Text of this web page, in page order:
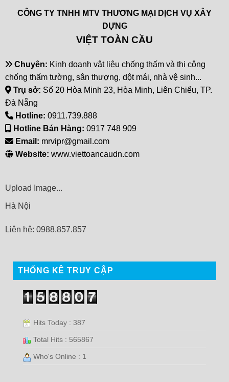
CÔNG TY TNHH MTV THƯƠNG MẠI DỊCH VỤ XÂY
DỰNG
VIỆT TOÀN CẦU
Chuyên: Kinh doanh vật liệu chống thấm và thi công
chống thấm tường, sân thượng, dột mái, nhà vệ sinh...
Trụ sở: Số 20 Hòa Minh 23, Hòa Minh, Liên Chiểu, TP.
Đà Nẵng
Hotline: 0911.739.888
Hotline Bán Hàng: 0917 748 909
Email: mrvipr@gmail.com
Website: www.viettoancaudn.com
Upload Image...
Hà Nội
Liên hệ: 0988.857.857
THỐNG KÊ TRUY CẬP
Hits Today : 387
Total Hits : 565867
Who's Online : 1